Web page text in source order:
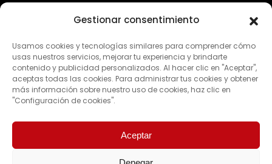
Gestionar consentimiento
Usamos cookies y tecnologías similares para comprender cómo
usas nuestros servicios, mejorar tu experiencia y brindarte
contenido y publicidad personalizados. Al hacer clic en "Aceptar",
aceptas todas las cookies. Para administrar tus cookies y obtener
más información sobre nuestro uso de cookies, haz clic en
"Configuración de cookies".
Aceptar
Con vosotros desde 1949
CONTACTO
Dirección:Casa Moria N°1 – 33314 Peón, Villaviciosa
Teléfono:985 89 41 18 | 629 81 64 66